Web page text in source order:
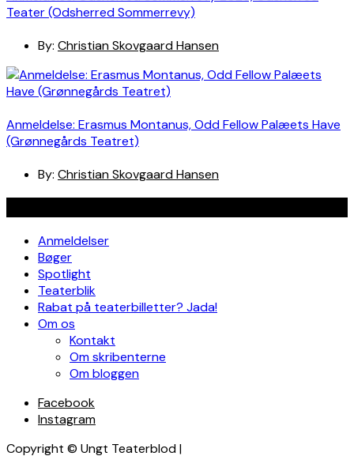
Teater (Odsherred Sommerrevy)
By: Christian Skovgaard Hansen
Anmeldelse: Erasmus Montanus, Odd Fellow Palæets Have
(Grønnegårds Teatret)
By: Christian Skovgaard Hansen
Anmeldelser
Bøger
Spotlight
Teaterblik
Rabat på teaterbilletter? Jada!
Om os
Kontakt
Om skribenterne
Om bloggen
Facebook
Instagram
Copyright © Ungt Teaterblod |